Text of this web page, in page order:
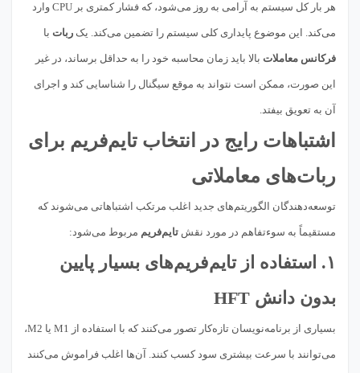
هر بار کل سیستم به آرامی به روز می‌شود، که فشار کمتری بر CPU وارد
می‌کند. این موضوع پایداری کلی سیستم را تضمین می‌کند. یک ربات با
فرکانس معاملات بالا باید زمان محاسبه خود را به حداقل برساند، در غیر
این صورت، ممکن است نتواند به موقع سیگنال را شناسایی کند و اجرای
آن به تعویق بیفتد.
اشتباهات رایج در انتخاب تایم‌فریم برای
ربات‌های معاملاتی
توسعه‌دهندگان الگوریتم‌های جدید اغلب مرتکب اشتباهاتی می‌شوند که
مستقیماً به سوءتفاهم در مورد نقش تایم‌فریم مربوط می‌شود:
۱. استفاده از تایم‌فریم‌های بسیار پایین
بدون دانش HFT
بسیاری از برنامه‌نویسان تازه‌کار تصور می‌کنند که با استفاده از M1 یا M2،
می‌توانند با سرعت بیشتری سود کسب کنند. آن‌ها اغلب فراموش می‌کنند